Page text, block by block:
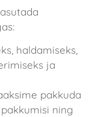
haldamiseks,
ja
pakkuda
ning